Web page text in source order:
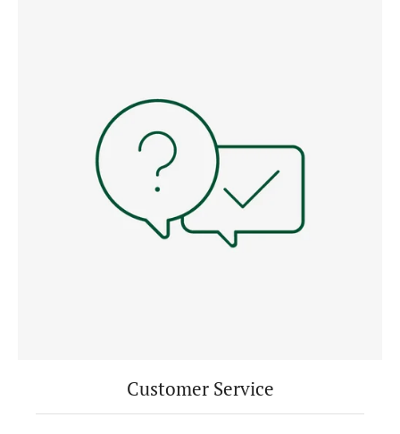
Customer Service